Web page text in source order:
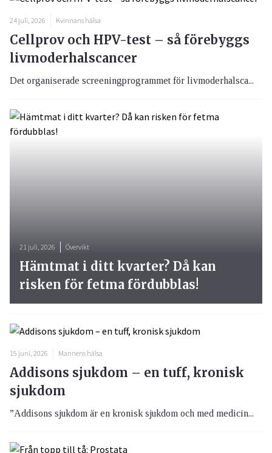
24 juli, 2026 Kvinnans hälsa
Cellprov och HPV-test – så förebyggs
livmoderhalscancer
Det organiserade screeningprogrammet för livmoderhalsca...
21 juli, 2026 Övervikt
Hämtmat i ditt kvarter? Då kan
risken för fetma fördubblas!
15 juni, 2026 Mannens hälsa
Addisons sjukdom – en tuff, kronisk
sjukdom
”Addisons sjukdom är en kronisk sjukdom och med medicin...